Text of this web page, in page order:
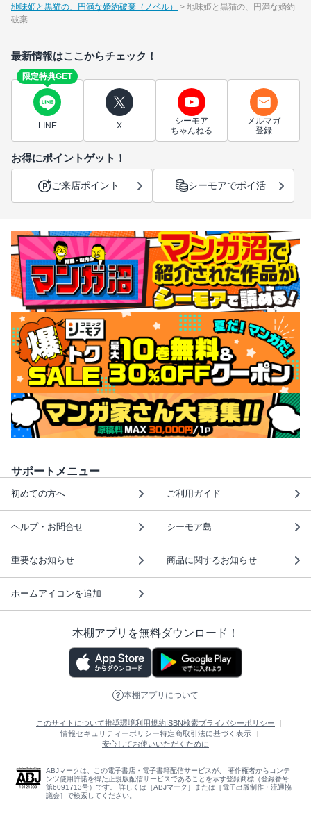
地味姫と黒猫の、円満な婚約破棄（ノベル）
地味姫と黒猫の、円満な婚約
破棄
最新情報はここからチェック！
限定特典GET
LINE X
シーモア
ちゃんねる
メルマガ
登録
お得にポイントゲット！
ご来店ポイント シーモアでポイ活
サポートメニュー
初めての方へ ご利用ガイド
ヘルプ・お問合せ シーモア島
重要なお知らせ 商品に関するお知らせ
ホームアイコンを追加
本棚アプリを無料ダウンロード！
本棚アプリについて
このサイトについて推奨環境利用規約ISBN検索プライバシーポリシー
情報セキュリティーポリシー特定商取引法に基づく表示
安心してお使いいただくために
ABJマークは、この電子書店・電子書籍配信サービスが、 著作権者からコンテ
ンツ使用許諾を得た正規版配信サービスであることを示す登録商標（登録番号
第6091713号）です。 詳しくは［ABJマーク］または［電子出版制作・流通協
議会］で検索してください。